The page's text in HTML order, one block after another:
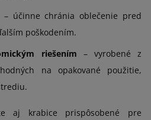
– účinne chránia oblečenie pred
poškodením.
riešením – vyrobené z
na opakované použitie,
aj krabice prispôsobené pre